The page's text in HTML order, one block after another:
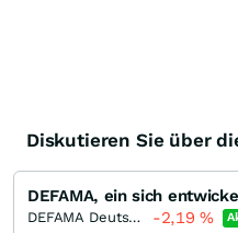
Diskutieren Sie über
DEFAMA, ein sich
DEFAMA Deutsche Fachmarkt -2,19%